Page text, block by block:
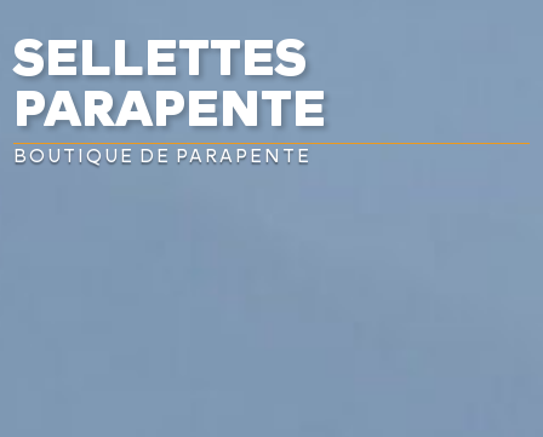
SELLETTES
PARAPENTE
BOUTIQUE DE PARAPENTE